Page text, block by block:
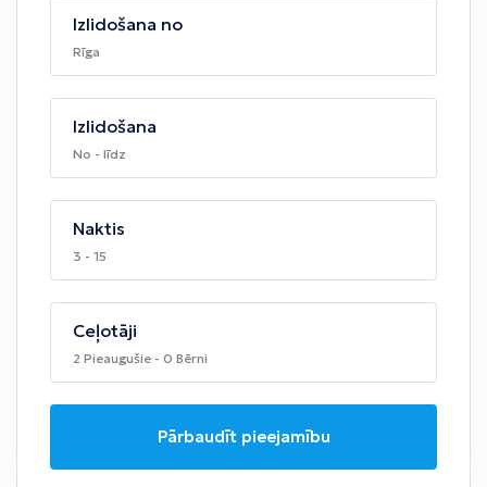
Izlidošana no
Rīga
Izlidošana
No - līdz
Naktis
3 - 15
Ceļotāji
2 Pieaugušie - 0 Bērni
Pārbaudīt pieejamību